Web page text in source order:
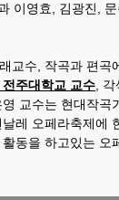
이영효 김광진
교수
작곡과 편곡
주대학교 교수 각
교수는 현대작곡
날레 오페라축제에
동을 하고있는 오